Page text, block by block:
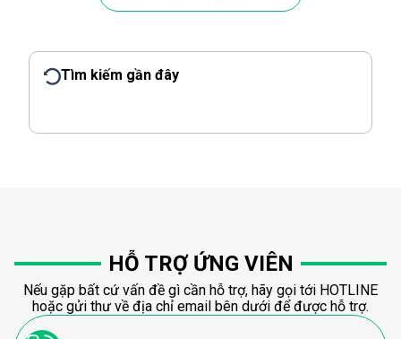
Tìm kiếm gần đây
HỖ TRỢ ỨNG VIÊN
Nếu gặp bất cứ vấn đề gì cần hỗ trợ, hãy gọi tới HOTLINE
hoặc gửi thư về địa chỉ email bên dưới để được hỗ trợ.